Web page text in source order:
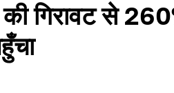
गिरावट से